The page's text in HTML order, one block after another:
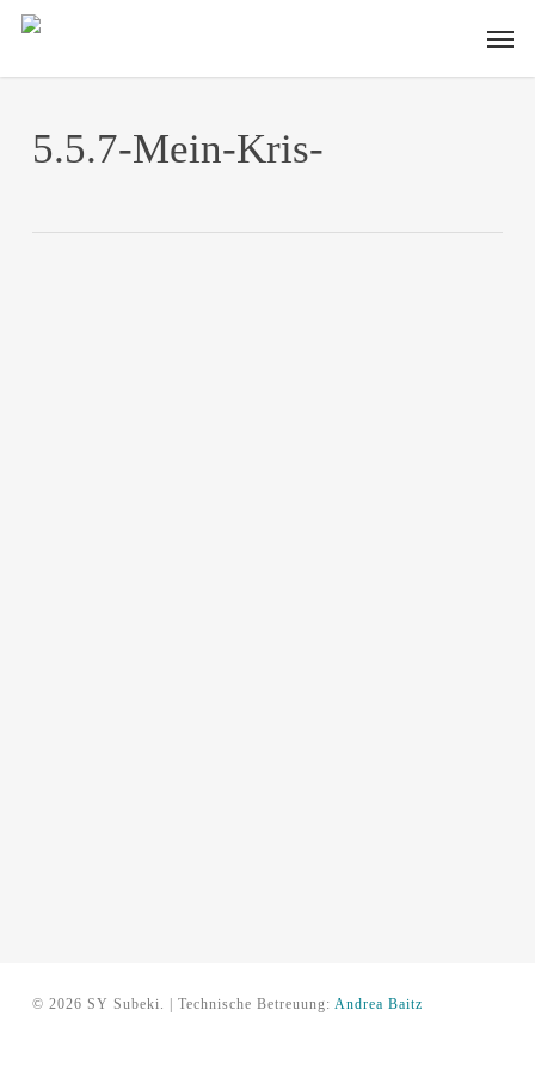
Skip
main
5.5.7-Mein-Kris-
© 2026 SY Subeki. | Technische Betreuung: Andrea Baitz